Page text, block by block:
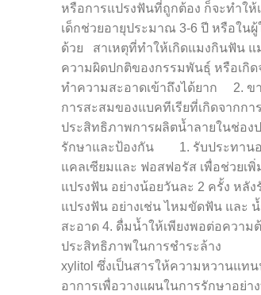
หรือการแปรงฟันที่ถูกต้อง ก็จะทำให้
เด็กช่วยอายุประมาณ 3-6 ปี หรือใ
ด้วย สาเหตุที่ทำให้เกิดแมงกินฟัน
ความผิดปกติของกรรมพันธุ์ หรือ
ทำความสะอาดเข้าถึงได้ยาก 2. ข
การสะสมของแบคทีเรียที่เกิดจากก
ประสิทธิภาพการผลิตน้ำลายในช่อง
รักษาและป้องกัน 1. รับประทานอา
แคลเซียมและ ฟอสฟอรัส เพื่อช่ว
แปรงฟัน อย่างน้อยวันละ 2 ครั้ง หลั
แปรงฟัน อย่างเช่น ไหมขัดฟัน แล
สะอาด 4. ดื่มน้ำให้เพียงพอต่อความ
ประสิทธิภาพในการชำระล้าง แบ
xylitol ซึ่งเป็นสารให้ความหวานแท
อาการเพื่อวางแผนในการรักษาอย่